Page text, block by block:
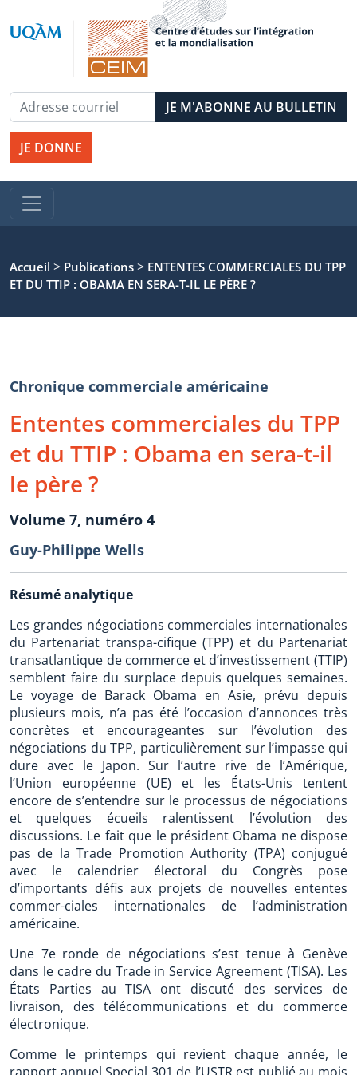
JE DONNE
Accueil > Publications > ENTENTES COMMERCIALES DU TPP
ET DU TTIP : OBAMA EN SERA-T-IL LE PÈRE ?
Chronique commerciale américaine
Ententes commerciales du TPP
et du TTIP : Obama en sera-t-il
le père ?
Volume 7, numéro 4
Guy-Philippe Wells
Résumé analytique
Les grandes négociations commerciales internationales
du Partenariat transpa-cifique (TPP) et du Partenariat
transatlantique de commerce et d’investissement (TTIP)
semblent faire du surplace depuis quelques semaines.
Le voyage de Barack Obama en Asie, prévu depuis
plusieurs mois, n’a pas été l’occasion d’annonces très
concrètes et encourageantes sur l’évolution des
négociations du TPP, particulièrement sur l’impasse qui
dure avec le Japon. Sur l’autre rive de l’Amérique,
l’Union européenne (UE) et les États-Unis tentent
encore de s’entendre sur le processus de négociations
et quelques écueils ralentissent l’évolution des
discussions. Le fait que le président Obama ne dispose
pas de la Trade Promotion Authority (TPA) conjugué
avec le calendrier électoral du Congrès pose
d’importants défis aux projets de nouvelles ententes
commer-ciales internationales de l’administration
américaine.
Une 7e ronde de négociations s’est tenue à Genève
dans le cadre du Trade in Service Agreement (TISA). Les
États Parties au TISA ont discuté des services de
livraison, des télécommunications et du commerce
électronique.
Comme le printemps qui revient chaque année, le